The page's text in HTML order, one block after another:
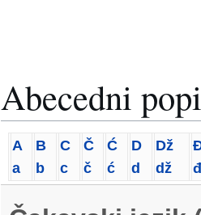
Abecedni
A
a
B
b
C
c
Č
č
Ć
ć
D
d
Dž
dž
đ